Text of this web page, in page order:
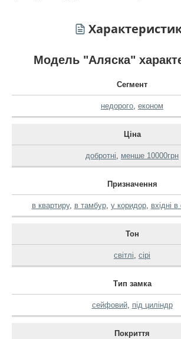
Модель "Аляска"
Сегмент
недорого, економ
Ціна
добротні, менше 10000грн
Призначення
в квартиру, в тамбур, у коридор, вхідні
Тон
світлі, сірі
Тип замка
сейфовий, під циліндр
Покриття